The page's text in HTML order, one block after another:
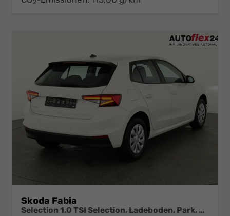
2
Skoda Fabia
Selection 1.0 TSI Selection, Ladeboden, Park, Winterpaket, SmartLink, 4-J Garantie